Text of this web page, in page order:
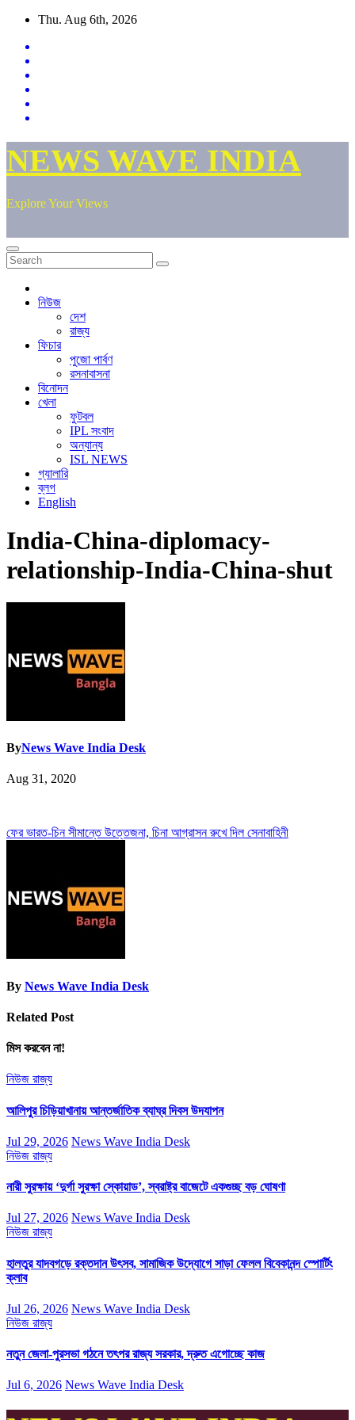
Skip
content
Thu. Aug 6th, 2026
NEWS WAVE INDIA
Explore Your Views
নিউজ
দেশ
রাজ্য
ফিচার
পুজো পার্বণ
রসনাবাসনা
বিনোদন
খেলা
ফুটবল
IPL সংবাদ
অন্যান্য
ISL NEWS
গ্যালারি
ব্লগ
English
India-China-diplomacy-
relationship-India-China-shut
ByNews Wave India Desk
Aug 31, 2020
Post
ফের ভারত-চিন সীমান্তে উত্তেজনা, চিনা আগ্রাসন রুখে দিল সেনাবাহিনী
By News Wave India Desk
Related Post
মিস করবেন না!
নিউজ রাজ্য
আলিপুর চিড়িয়াখানায় আন্তর্জাতিক ব্যাঘ্র দিবস উদযাপন
Jul 29, 2026 News Wave India Desk
নিউজ রাজ্য
নারী সুরক্ষায় ‘দুর্গা সুরক্ষা স্কোয়াড’, স্বরাষ্ট্র বাজেটে একগুচ্ছ বড় ঘোষণা
Jul 27, 2026 News Wave India Desk
নিউজ রাজ্য
হালতুর যাদবগড়ে রক্তদান উৎসব, সামাজিক উদ্যোগে সাড়া ফেলল বিবেকানন্দ স্পোর্টিং
ক্লাব
Jul 26, 2026 News Wave India Desk
নিউজ রাজ্য
নতুন জেলা-পুরসভা গঠনে তৎপর রাজ্য সরকার, দ্রুত এগোচ্ছে কাজ
Jul 6, 2026 News Wave India Desk